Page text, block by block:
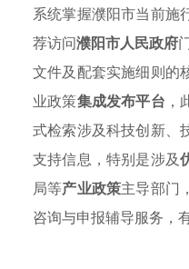
系统掌握濮阳市当前施
荐访问濮阳市人民政府
文件及配套实施细则的
业政策集成发布平台
式检索涉及科技创新、
支持信息，特别是涉及
局等产业政策主导部门
咨询与申报辅导服务，